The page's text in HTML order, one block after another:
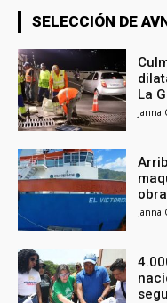
SELECCIÓN DE
La
Janna
Janna